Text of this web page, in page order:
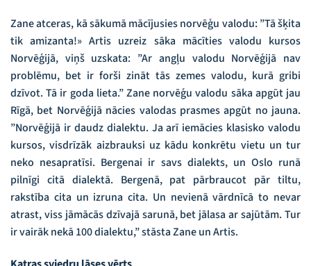
Zane atceras, kā sākumā mācījusies norvēģu valodu: ”Tā šķita
tik amizanta!» Artis uzreiz sāka mācīties valodu kursos
Norvēģijā, viņš uzskata: ”Ar angļu valodu Norvēģijā nav
problēmu, bet ir forši zināt tās zemes valodu, kurā gribi
dzīvot. Tā ir goda lieta.” Zane norvēģu valodu sāka apgūt jau
Rīgā, bet Norvēģijā nācies valodas prasmes apgūt no jauna.
”Norvēģijā ir daudz dialektu. Ja arī iemācies klasisko valodu
kursos, visdrīzāk aizbrauksi uz kādu konkrētu vietu un tur
neko nesapratīsi. Bergenai ir savs dialekts, un Oslo runā
pilnīgi citā dialektā. Bergenā, pat pārbraucot pār tiltu,
rakstība cita un izruna cita. Un nevienā vārdnīcā to nevar
atrast, viss jāmācās dzīvajā sarunā, bet jālasa ar sajūtām. Tur
ir vairāk nekā 100 dialektu,” stāsta Zane un Artis.